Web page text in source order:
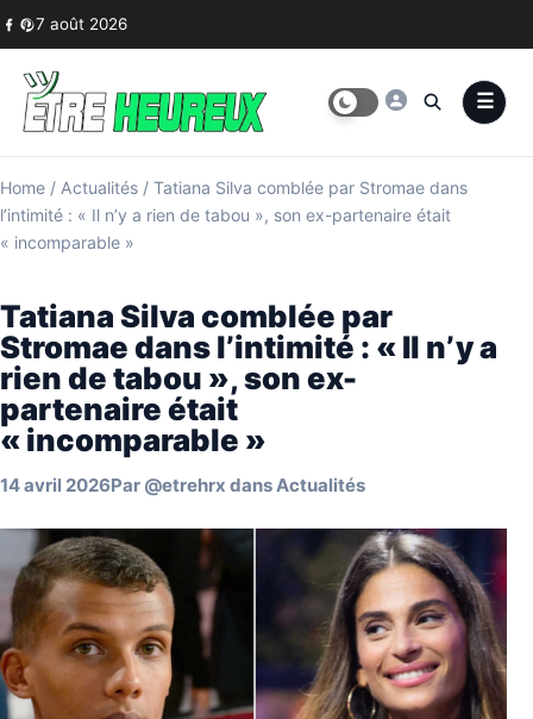
Skip to content
7 août 2026
Home / Actualités / Tatiana Silva comblée par Stromae dans
l’intimité : « Il n’y a rien de tabou », son ex-partenaire était
« incomparable »
Tatiana Silva comblée par
Stromae dans l’intimité : « Il n’y a
rien de tabou », son ex-
partenaire était
« incomparable »
14 avril 2026Par @etrehrx dansActualités